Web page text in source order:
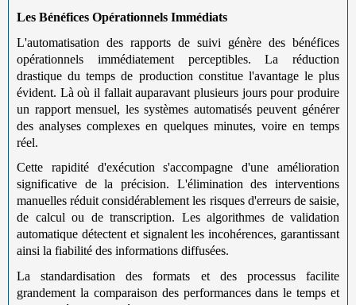
Les Bénéfices Opérationnels Immédiats
L'automatisation des rapports de suivi génère des bénéfices
opérationnels immédiatement perceptibles. La réduction
drastique du temps de production constitue l'avantage le plus
évident. Là où il fallait auparavant plusieurs jours pour produire
un rapport mensuel, les systèmes automatisés peuvent générer
des analyses complexes en quelques minutes, voire en temps
réel.
Cette rapidité d'exécution s'accompagne d'une amélioration
significative de la précision. L'élimination des interventions
manuelles réduit considérablement les risques d'erreurs de saisie,
de calcul ou de transcription. Les algorithmes de validation
automatique détectent et signalent les incohérences, garantissant
ainsi la fiabilité des informations diffusées.
La standardisation des formats et des processus facilite
grandement la comparaison des performances dans le temps et